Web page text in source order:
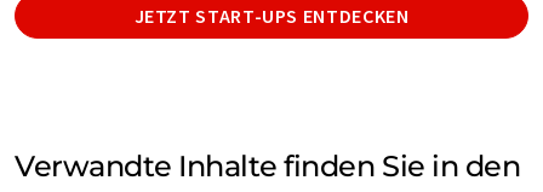
JETZT START-UPS ENTDECKEN
Verwandte Inhalte finden Sie in den